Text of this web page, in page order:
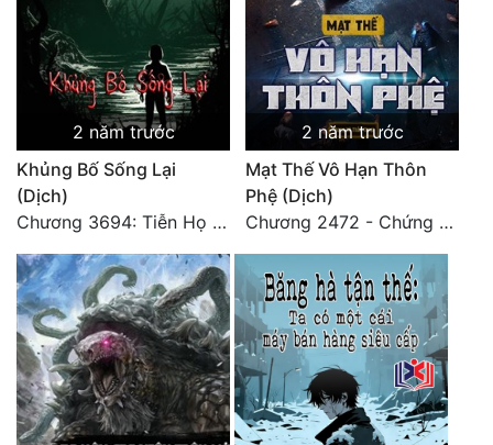
2 năm trước
Khủng Bố Sống Lại
(Dịch)
Chương 3694: Tiễn Họ Đoạn Đường Cuối - Hoàn
2 năm trước
Mạt Thế Vô Hạn Thôn
Phệ (Dịch)
Chương 2472 - Chứng đạo vĩnh hằng! (Đại kết cục) (4)